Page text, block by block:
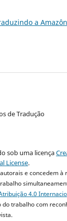
a
de Tradução
sob uma licença
License.
e concedem à
4.0
trabalho com